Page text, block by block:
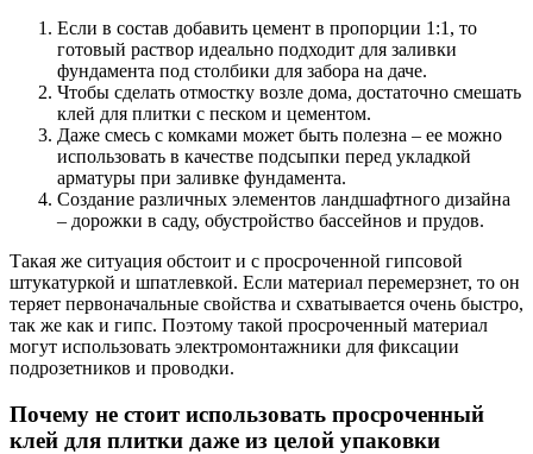
Если в состав добавить цемент в пропорции 1:1, то
готовый раствор идеально подходит для заливки
фундамента под столбики для забора на даче.
Чтобы сделать отмостку возле дома, достаточно смешать
клей для плитки с песком и цементом.
Даже смесь с комками может быть полезна – ее можно
использовать в качестве подсыпки перед укладкой
арматуры при заливке фундамента.
Создание различных элементов ландшафтного дизайна
– дорожки в саду, обустройство бассейнов и прудов.
Такая же ситуация обстоит и с просроченной гипсовой
штукатуркой и шпатлевкой. Если материал перемерзнет, то он
теряет первоначальные свойства и схватывается очень быстро,
так же как и гипс. Поэтому такой просроченный материал
могут использовать электромонтажники для фиксации
подрозетников и проводки.
Почему не стоит использовать просроченный
клей для плитки даже из целой упаковки